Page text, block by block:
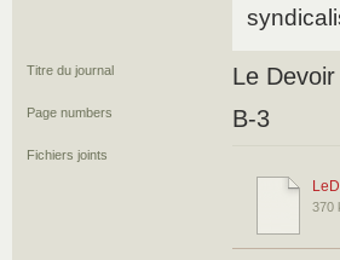
Titre du journal Le Devoir
Page numbers B-3
Fichiers joints
370